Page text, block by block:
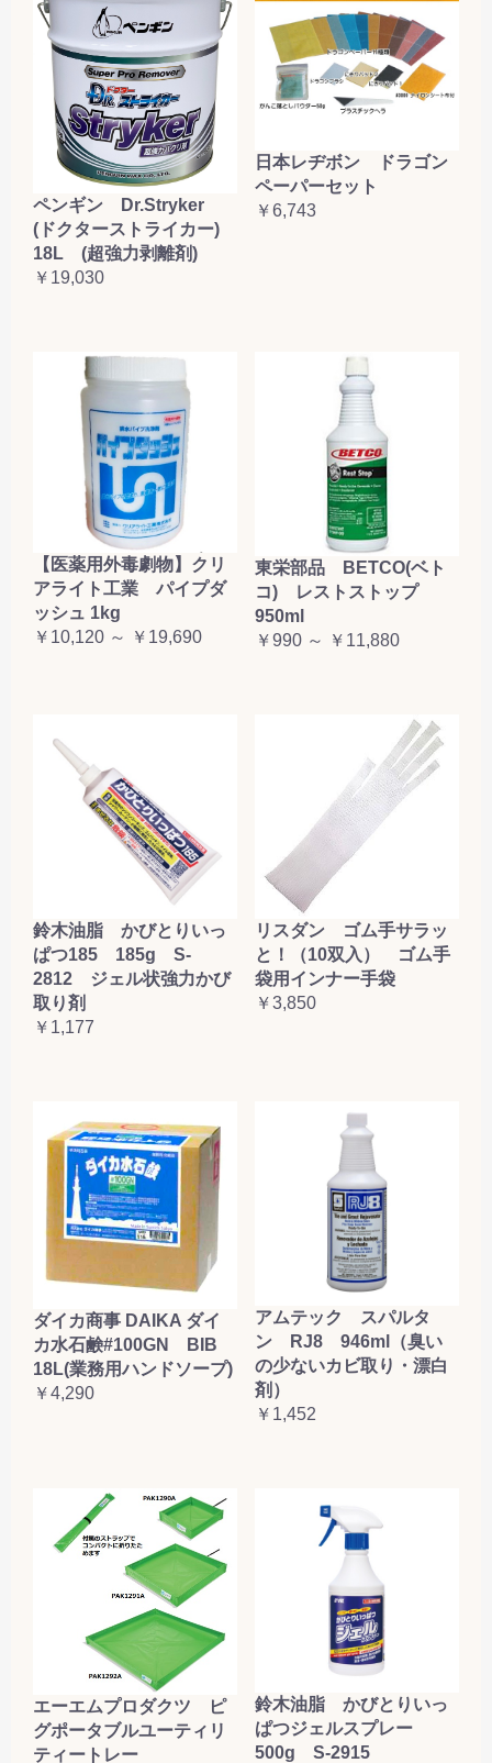
ペンギン Dr.Stryker
(ドクターストライカー)
18L (超強力剥離剤)
￥19,030
日本レヂボン ドラゴン
ペーパーセット
￥6,743
【医薬用外毒劇物】クリ
アライト工業 パイプダ
ッシュ 1kg
￥10,120 ～ ￥19,690
東栄部品 BETCO(ベト
コ) レストストップ
950ml
￥990 ～ ￥11,880
鈴木油脂 かびとりいっ
ぱつ185 185g S-
2812 ジェル状強力かび
取り剤
￥1,177
リスダン ゴム手サラッ
と！（10双入） ゴム手
袋用インナー手袋
￥3,850
ダイカ商事 DAIKA ダイ
カ水石鹸#100GN BIB
18L(業務用ハンドソープ)
￥4,290
アムテック スパルタ
ン RJ8 946ml（臭い
の少ないカビ取り・漂白
剤）
￥1,452
エーエムプロダクツ ピ
グポータブルユーティリ
ティートレー
鈴木油脂 かびとりいっ
ぱつジェルスプレー
500g S-2915